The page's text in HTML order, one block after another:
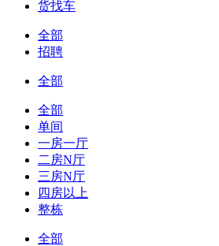
货找车
全部
招聘
全部
全部
单间
一房一厅
二房N厅
三房N厅
四房以上
整栋
全部